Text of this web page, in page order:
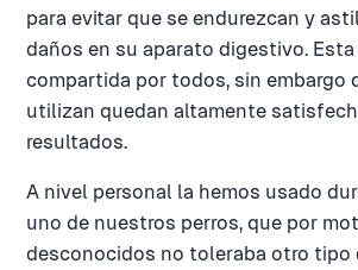
para evitar que se endurezcan y
daños en su aparato digestivo.
compartida por todos, sin embargo
utilizan quedan altamente
resultados.
A nivel personal la hemos usado
uno de nuestros perros, que por
desconocidos no toleraba otro tipo